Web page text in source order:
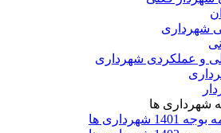
شهرداری
و عملکردی شهرداری
شهرداری ها
شهرداری ها